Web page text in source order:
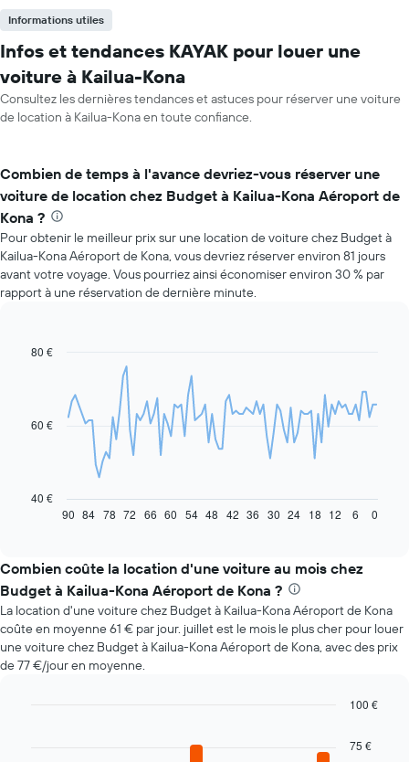
Informations utiles
Infos et tendances KAYAK pour louer une
voiture à Kailua-Kona
Consultez les dernières tendances et astuces pour réserver une voiture
de location à Kailua-Kona en toute confiance.
Combien de temps à l'avance devriez-vous réserver une
voiture de location chez Budget à Kailua-Kona Aéroport de
Kona ?
Pour obtenir le meilleur prix sur une location de voiture chez Budget à
Kailua-Kona Aéroport de Kona, vous devriez réserver environ 81 jours
avant votre voyage. Vous pourriez ainsi économiser environ 30 % par
rapport à une réservation de dernière minute.
Line
points.
ci-
dessous
des
prix
d'une
voiture
de
location
à
Chart
40 €
60 €
80 €
90 84 78 72 66 60 54 48 42 36 30 24 18 12 6 0
Combien coûte la location d'une voiture au mois chez
Budget à Kailua-Kona Aéroport de Kona ?
La location d'une voiture chez Budget à Kailua-Kona Aéroport de Kona
coûte en moyenne 61 € par jour. juillet est le mois le plus cher pour louer
une voiture chez Budget à Kailua-Kona Aéroport de Kona, avec des prix
de 77 €/jour en moyenne.
75 €
100 €